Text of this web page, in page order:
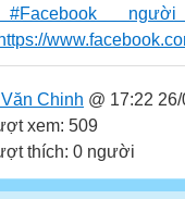
Chinh @ 17:22
xem: 509
thích: 0 người